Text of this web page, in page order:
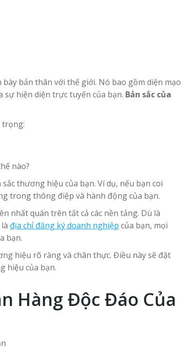
bản thân với thế giới. Nó bao gồm diện mạo
sự hiện diện trực tuyến của bạn. Bản sắc của
trọng:
nào?
thương hiệu của bạn. Ví dụ, nếu bạn coi
trong thông điệp và hành động của bạn.
nhất quán trên tất cả các nền tảng. Dù là
địa chỉ đăng ký doanh nghiệp của bạn, mọi
bạn.
hiệu rõ ràng và chân thực. Điều này sẽ đặt
hiệu của bạn.
Hàng Độc Đáo Của